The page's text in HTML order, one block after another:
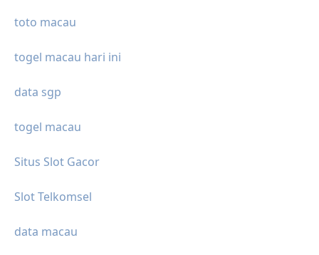
toto macau
togel macau hari ini
data sgp
togel macau
Situs Slot Gacor
Slot Telkomsel
data macau